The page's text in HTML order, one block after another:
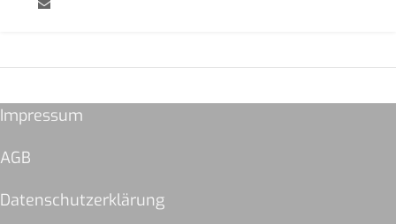
Impressum
AGB
Datenschutzerklärung